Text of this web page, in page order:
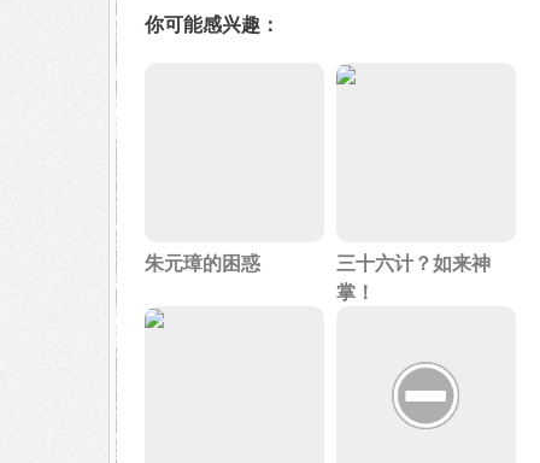
你可能感兴趣：
朱元璋的困惑
三十六计？如来神
掌！